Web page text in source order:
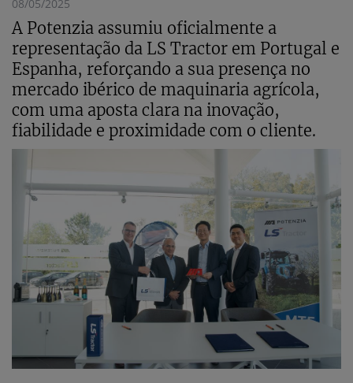
08/05/2025
A Potenzia assumiu oficialmente a
representação da LS Tractor em Portugal e
Espanha, reforçando a sua presença no
mercado ibérico de maquinaria agrícola,
com uma aposta clara na inovação,
fiabilidade e proximidade com o cliente.